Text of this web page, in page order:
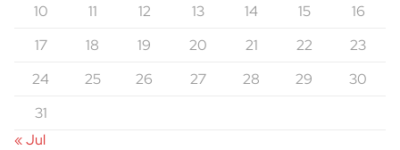
10
11 12 13 14 15
16
17
18 19 20 21 22
23
24
25 26 27 28 29
30
31
« Jul